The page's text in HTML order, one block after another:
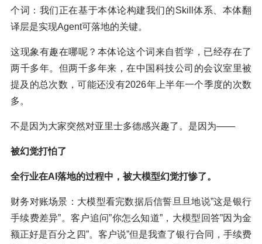
个词：我们正在基于本体论构建我们的Skill体系、本体翻
译层是实现Agent可落地的关键。
这现象有趣在哪呢？本体论这个词来自哲学，已经存在了
两千多年。但两千多年来，在中国科技公司的会议室里被
提及的总次数，可能还没有2026年上半年一个季度的次数
多。
不是因为大家突然对亚里士多德感兴趣了。是因为——
被幻觉打怕了
全行业在AI落地的过程中，被大模型幻觉打惨了。
财务对账场景：大模型看完数据后信誓旦旦地说”这是银行
手续费差异”。客户追问”你怎么知道”，大模型回答”因为金
额正好是百分之四”。客户说”但是我查了银行合同，手续费